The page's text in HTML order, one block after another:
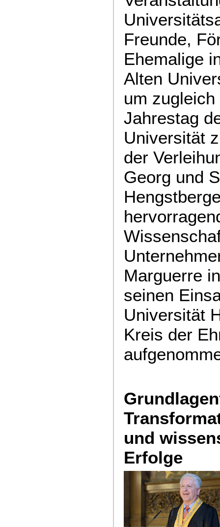
Freunde,
Ehemalige
Alten
um
Jahrestag
Universität
der
Georg und
Marguerre
seinen
Universität
Kreis der
und
Erfolge